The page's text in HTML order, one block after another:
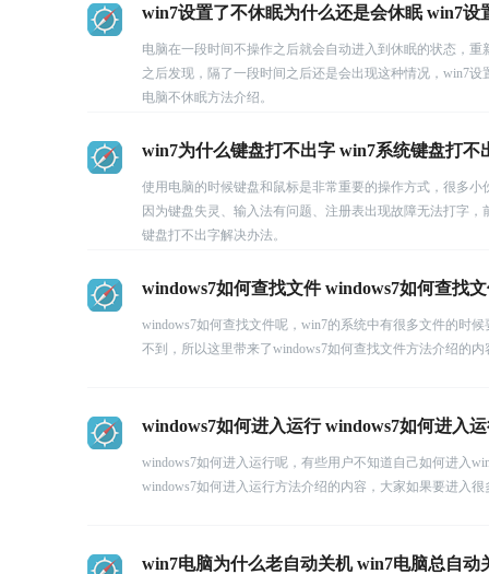
win7设置了不休眠为什么还是会休眠 win7设
电脑在一段时间不操作之后就会自动进入到休眠的状态，
之后发现，隔了一段时间之后还是会出现这种情况，win7
电脑不休眠方法介绍。
win7为什么键盘打不出字 win7系统键盘打不
使用电脑的时候键盘和鼠标是非常重要的操作方式，很多
因为键盘失灵、输入法有问题、注册表出现故障无法打字
键盘打不出字解决办法。
windows7如何查找文件 windows7如何查找
windows7如何查找文件呢，win7的系统中有很多文件的时
不到，所以这里带来了windows7如何查找文件方法介绍的
windows7如何进入运行 windows7如何进入
windows7如何进入运行呢，有些用户不知道自己如何进入
windows7如何进入运行方法介绍的内容，大家如果要进入
win7电脑为什么老自动关机 win7电脑总自动